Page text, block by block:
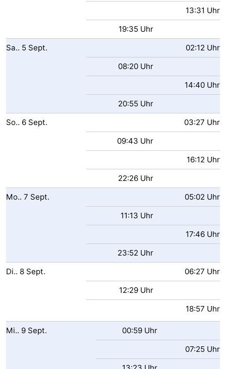
13:31 Uhr
19:35 Uhr
Sa.. 5 Sept.
02:12 Uhr
08:20 Uhr
14:40 Uhr
20:55 Uhr
So.. 6 Sept.
03:27 Uhr
09:43 Uhr
16:12 Uhr
22:26 Uhr
Mo.. 7 Sept.
05:02 Uhr
11:13 Uhr
17:46 Uhr
23:52 Uhr
Di.. 8 Sept.
06:27 Uhr
12:29 Uhr
18:57 Uhr
Mi.. 9 Sept.
00:59 Uhr
07:25 Uhr